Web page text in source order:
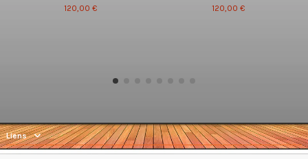
120,00 €
120,00 €
Liens